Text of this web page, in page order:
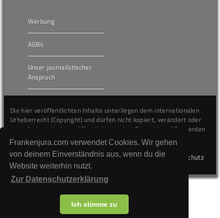
Frankenjura.com verwendet Cookies. Wir gehen
von deinem Einverständnis aus, wenn du die
Website weiterhin nutzt.
Zur Datenschutzerklärung
Ich stimme zu
Werbung
AGBs
Unser journalistischer
Anspruch
Die hier veröffentlichten Inhalte unterliegen dem internationalen
Urheberrecht (Copyright) und dürfen nicht kopiert, verändert oder
unverändert wiederveröffentlicht werden. Gegen Verstöße werden
wir auf juristischem Wege vorgehen.
Kontakt
Impressum Datenschutz